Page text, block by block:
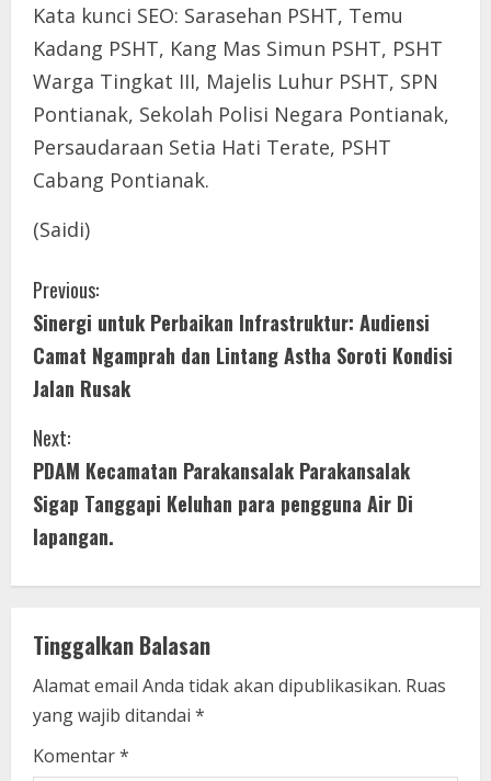
Kata kunci SEO: Sarasehan PSHT, Temu
Kadang PSHT, Kang Mas Simun PSHT, PSHT
Warga Tingkat III, Majelis Luhur PSHT, SPN
Pontianak, Sekolah Polisi Negara Pontianak,
Persaudaraan Setia Hati Terate, PSHT
Cabang Pontianak.
(Saidi)
C
o
n
t
i
n
R
e
a
Previous:
Sinergi untuk Perbaikan Infrastruktur: Audiensi
Camat Ngamprah dan Lintang Astha Soroti Kondisi
Jalan Rusak
Next:
PDAM Kecamatan Parakansalak Parakansalak
Sigap Tanggapi Keluhan para pengguna Air Di
lapangan.
Tinggalkan Balasan
Alamat email Anda tidak akan dipublikasikan. Ruas
yang wajib ditandai *
Komentar*